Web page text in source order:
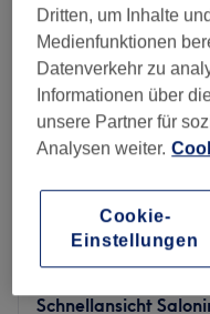
4,9
9
Charlottenburg, Berlin
Traditionelle
Schnellansicht
Dritten, um Inhalte
Medienfunktionen
Datenverkehr zu
Informationen über
unsere Partner für
Analysen weiter.
Cookie-
Einstellungen